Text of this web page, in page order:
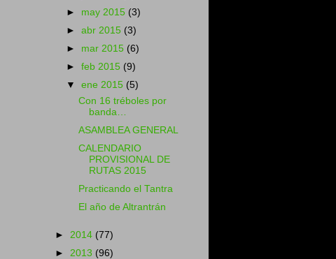
► may 2015 (3)
►abr 2015 (3)
► mar 2015 (6)
►feb 2015 (9)
▼ene 2015 (5)
Con 16 tréboles por
banda…
ASAMBLEA GENERAL
CALENDARIO
PROVISIONAL DE
RUTAS 2015
Practicando el Tantra
El año de Altrantrán
► 2014 (77)
► 2013 (96)